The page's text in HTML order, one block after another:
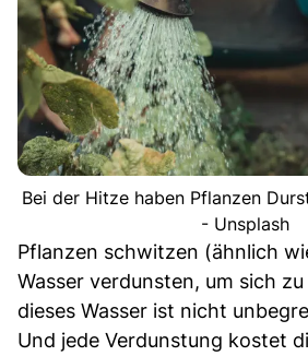
Bei der Hitze haben Pflanzen
- Unsplash
Pflanzen schwitzen (ähnlich
Wasser verdunsten, um sich
dieses Wasser ist nicht
Und jede Verdunstung kostet